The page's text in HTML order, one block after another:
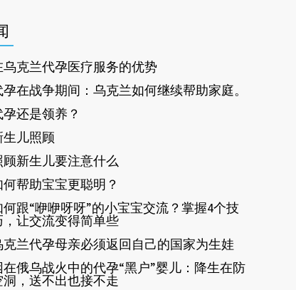
乌克兰代孕医疗服务的优势
孕在战争期间：乌克兰如何继续帮助家庭。
孕还是领养？
生儿照顾
顾新生儿要注意什么
何帮助宝宝更聪明？
何跟“咿咿呀呀”的小宝宝交流？掌握4个技
，让交流变得简单些
克兰代孕母亲必须返回自己的国家为生娃
在俄乌战火中的代孕“黑户”婴儿：降生在防
洞，送不出也接不走